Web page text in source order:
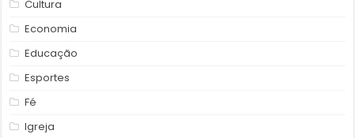
Cultura
Economia
Educação
Esportes
Fé
Igreja